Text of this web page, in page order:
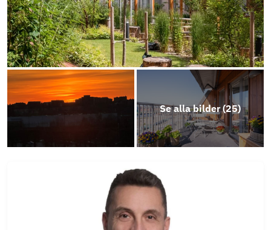
Plankösning lgh 48 HSB brf Inre Hamnen
Frågelista - Saltängsgatan 72 - lgh 48
Årsredovisning
Erbjudande LF Bank
Se alla bilder (25)